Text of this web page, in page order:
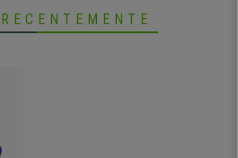
RECENTEMENTE